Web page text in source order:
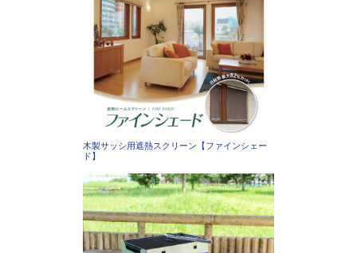
木製サッシ用遮熱スクリーン【ファインシェー
ド】